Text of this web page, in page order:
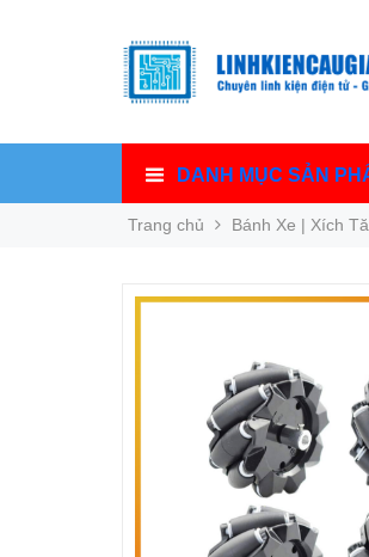
DANH MỤC SẢN
Trang chủ Bánh Xe | Xích